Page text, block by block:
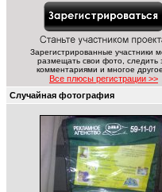
Зарегистрированные участники
размещать свои фото, следить
комментариями и многое
Все плюсы регистрации >>
Случайная фотография